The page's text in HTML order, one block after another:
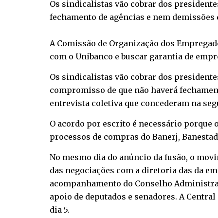
Os sindicalistas vão cobrar dos
fechamento de agências e nem demissões
A Comissão de Organização dos
com o Unibanco e buscar garantia de
Os sindicalistas vão cobrar dos
compromisso de que não haverá
entrevista coletiva que concederam na
O acordo por escrito é necessário
processos de compras do Banerj,
No mesmo dia do anúncio da fusão, o
das negociações com a diretoria das da
acompanhamento do Conselho
apoio de deputados e senadores. A
dia 5.